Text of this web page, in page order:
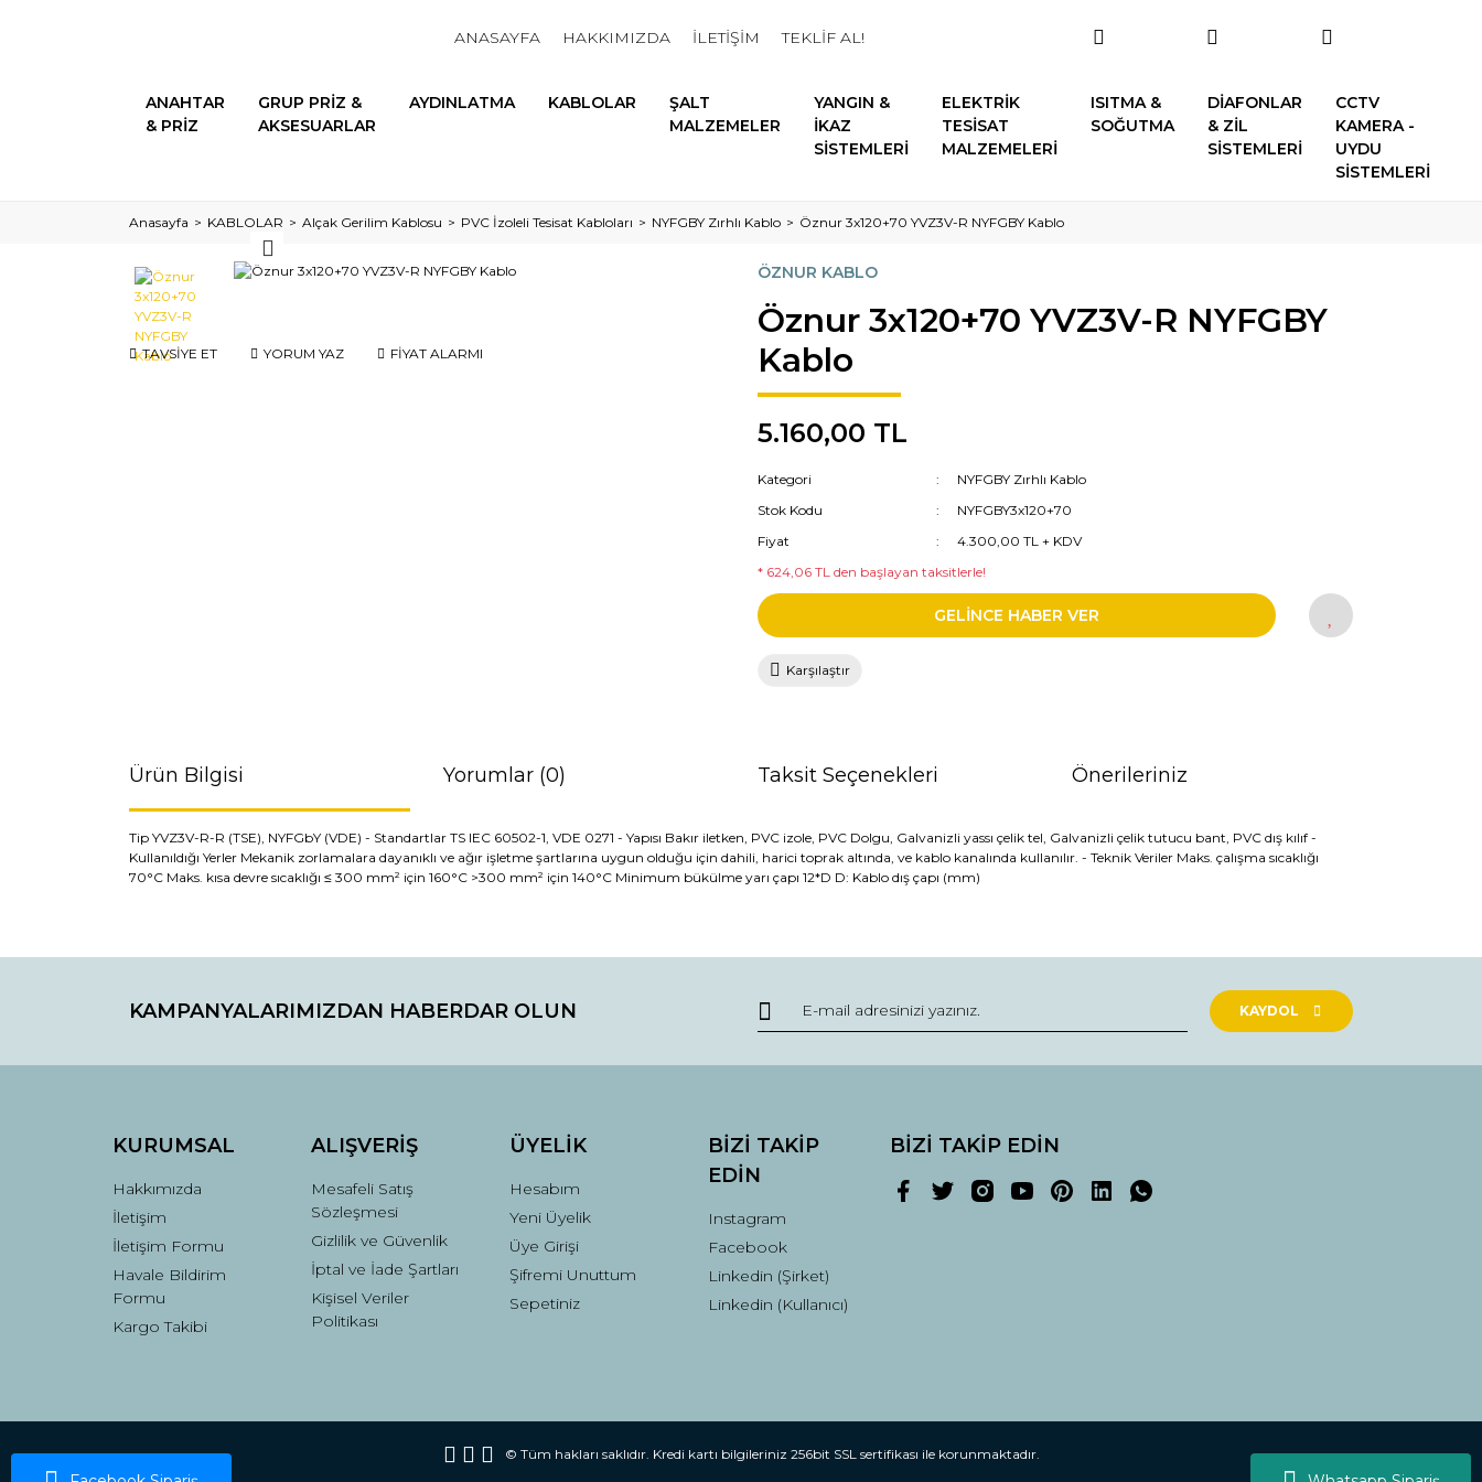
ANASAYFA HAKKIMIZDA İLETİŞİM TEKLİF AL!
ANAHTAR
& PRİZ
GRUP PRİZ &
AKSESUARLAR
AYDINLATMA KABLOLAR
ŞALT
MALZEMELER
YANGIN &
İKAZ
SİSTEMLERİ
ELEKTRİK
TESİSAT
MALZEMELERİ
ISITMA &
SOĞUTMA
DİAFONLAR
& ZİL
SİSTEMLERİ
CCTV
KAMERA -
UYDU
SİSTEMLERİ
Anasayfa KABLOLAR Alçak Gerilim Kablosu PVC İzoleli Tesisat Kabloları NYFGBY Zırhlı Kablo Öznur 3x120+70 YVZ3V-R NYFGBY Kablo
TAVSİYE ET YORUM YAZ FİYAT ALARMI
ÖZNUR KABLO
Öznur 3x120+70 YVZ3V-R NYFGBY
Kablo
5.160,00 TL
Kategori
NYFGBY Zırhlı Kablo
Stok Kodu
NYFGBY3x120+70
Fiyat
4.300,00 TL + KDV
* 624,06 TL den başlayan taksitlerle!
GELİNCE HABER VER
Karşılaştır
Ürün Bilgisi Yorumlar (0) Taksit Seçenekleri Önerileriniz
Tip YVZ3V-R-R (TSE), NYFGbY (VDE) - Standartlar TS IEC 60502-1, VDE 0271 - Yapısı Bakır iletken, PVC izole, PVC Dolgu, Galvanizli yassı çelik tel, Galvanizli çelik tutucu bant, PVC dış kılıf -
Kullanıldığı Yerler Mekanik zorlamalara dayanıklı ve ağır işletme şartlarına uygun olduğu için dahili, harici toprak altında, ve kablo kanalında kullanılır. - Teknik Veriler Maks. çalışma sıcaklığı
70°C Maks. kısa devre sıcaklığı ≤ 300 mm² için 160°C >300 mm² için 140°C Minimum bükülme yarı çapı 12*D D: Kablo dış çapı (mm)
Yorum Yaz
Görüş ve önerileriniz için teşekkür ederiz.
Ürün resmi kalitesiz, bozuk veya görüntülenemiyor.
Bu ürüne benzer farklı alternatifler olmalı.
Gönder
KAMPANYALARIMIZDAN HABERDAR OLUN KAYDOL
KURUMSAL
Hakkımızda
İletişim
İletişim Formu
Havale Bildirim
Formu
Kargo Takibi
ALIŞVERİŞ
Mesafeli Satış
Sözleşmesi
Gizlilik ve Güvenlik
İptal ve İade Şartları
Kişisel Veriler
Politikası
ÜYELİK
Hesabım
Yeni Üyelik
Üye Girişi
Şifremi Unuttum
Sepetiniz
BİZİ TAKİP
EDİN
Instagram
Facebook
Linkedin (Şirket)
Linkedin (Kullanıcı)
BİZİ TAKİP EDİN
© Tüm hakları saklıdır. Kredi kartı bilgileriniz 256bit SSL sertifikası ile korunmaktadır.